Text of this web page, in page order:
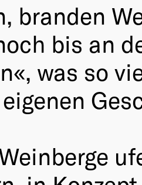
branden
bis an
was so